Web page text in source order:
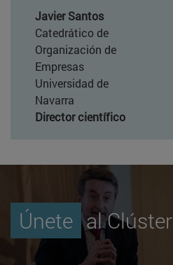
Javier Santos
Catedrático de
Organización de
Empresas
Universidad de
Navarra
Director científico
Únete al Clúster